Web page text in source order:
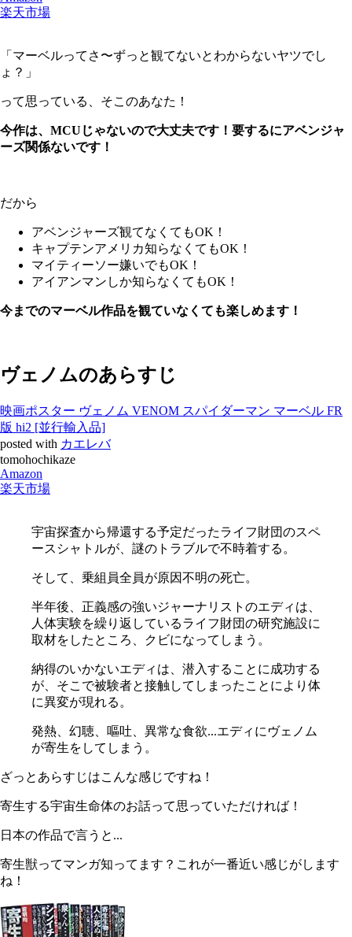
楽天市場
「マーベルってさ〜ずっと観てないとわからないヤツでし
ょ？」
って思っている、そこのあなた！
今作は、MCUじゃないので大丈夫です！要するにアベンジャ
ーズ関係ないです！
だから
アベンジャーズ観てなくてもOK！
キャプテンアメリカ知らなくてもOK！
マイティーソー嫌いでもOK！
アイアンマンしか知らなくてもOK！
今までのマーベル作品を観ていなくても楽しめます！
ヴェノムのあらすじ
映画ポスター ヴェノム VENOM スパイダーマン マーベル FR
版 hi2 [並行輸入品]
posted with カエレバ
tomohochikaze
Amazon
楽天市場
宇宙探査から帰還する予定だったライフ財団のスペ
ースシャトルが、謎のトラブルで不時着する。
そして、乗組員全員が原因不明の死亡。
半年後、正義感の強いジャーナリストのエディは、
人体実験を繰り返しているライフ財団の研究施設に
取材をしたところ、クビになってしまう。
納得のいかないエディは、潜入することに成功する
が、そこで被験者と接触してしまったことにより体
に異変が現れる。
発熱、幻聴、嘔吐、異常な食欲...エディにヴェノム
が寄生をしてしまう。
ざっとあらすじはこんな感じですね！
寄生する宇宙生命体のお話って思っていただければ！
日本の作品で言うと...
寄生獣ってマンガ知ってます？これが一番近い感じがします
ね！